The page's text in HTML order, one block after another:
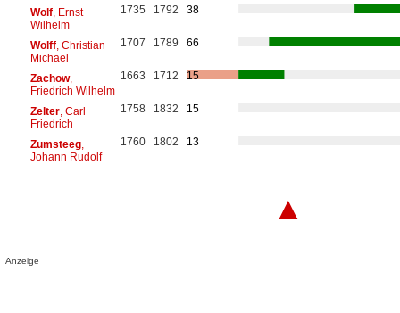
Wolf, Ernst
Wilhelm
1735 1792 38
Wolff, Christian
Michael
1707 1789 66
Zachow,
Friedrich Wilhelm
1663 1712 15
Zelter, Carl
Friedrich
1758 1832 15
Zumsteeg,
Johann Rudolf
1760 1802 13
▲
Anzeige